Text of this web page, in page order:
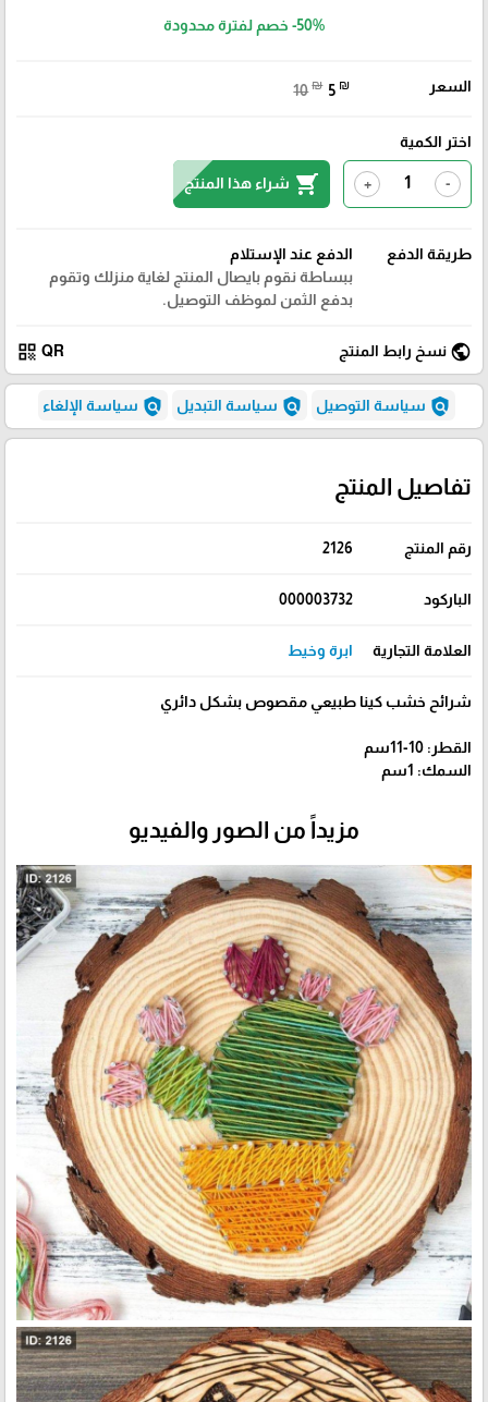
-50% خصم لفترة محدودة
السعر 10 ₪ 5 ₪
اختر الكمية
-
+
shopping_cart شراء هذا المنتج
طريقة الدفع
الدفع عند الإستلام
ببساطة نقوم بايصال المنتج لغاية منزلك وتقوم
بدفع الثمن لموظف التوصيل.
public نسخ رابط المنتج QR
qr_code
policy سياسة التوصيل policy سياسة التبديل policy سياسة الإلغاء
تفاصيل المنتج
رقم المنتج 2126
الباركود 000003732
العلامة التجارية ابرة وخيط
شرائح خشب كينا طبيعي مقصوص بشكل دائري
القطر: 10-11سم
السمك: 1سم
مزيداً من الصور والفيديو